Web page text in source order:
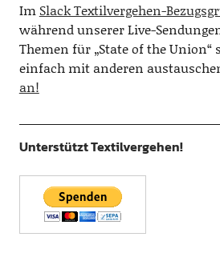
Im Slack Textilvergehen-
während unserer Live-
Themen für „State of the Union“
einfach mit anderen
an!
Unterstützt Textilvergehen!